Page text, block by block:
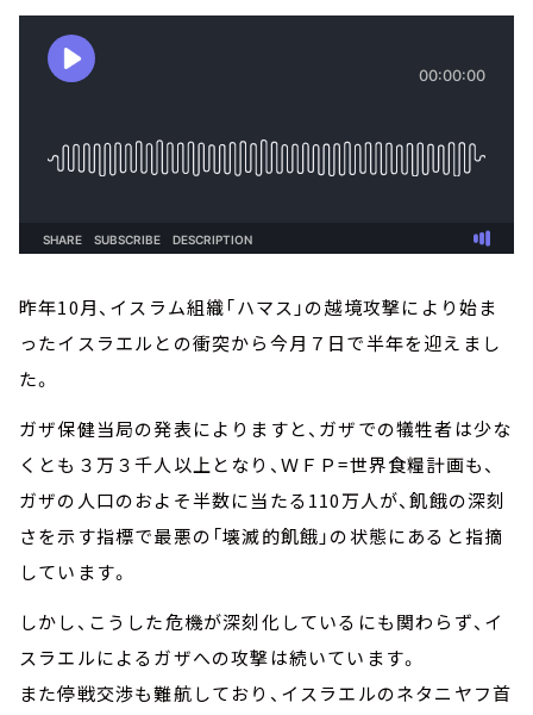
昨年10月、イスラム組織「ハマス」の越境攻撃により始ま
ったイスラエルとの衝突から今月７日で半年を迎えまし
た。
ガザ保健当局の発表によりますと、ガザでの犠牲者は少な
くとも３万３千人以上となり、ＷＦＰ=世界食糧計画も、
ガザの人口のおよそ半数に当たる110万人が、飢餓の深刻
さを示す指標で最悪の「壊滅的飢餓」の状態にあると指摘
しています。
しかし、こうした危機が深刻化しているにも関わらず、イ
スラエルによるガザへの攻撃は続いています。
また停戦交渉も難航しており、イスラエルのネタニヤフ首